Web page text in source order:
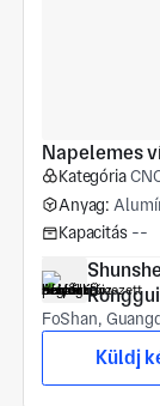
Napelemes
Kategória
Anyag:
Kapacitás --
FoShan,
Küldj